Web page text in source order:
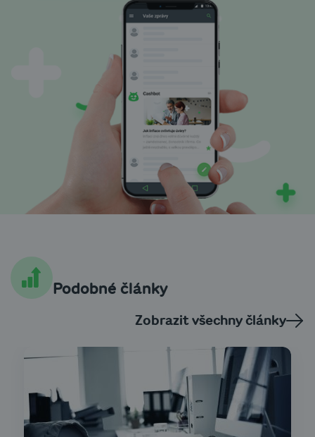
Podobné články
Zobrazit všechny články